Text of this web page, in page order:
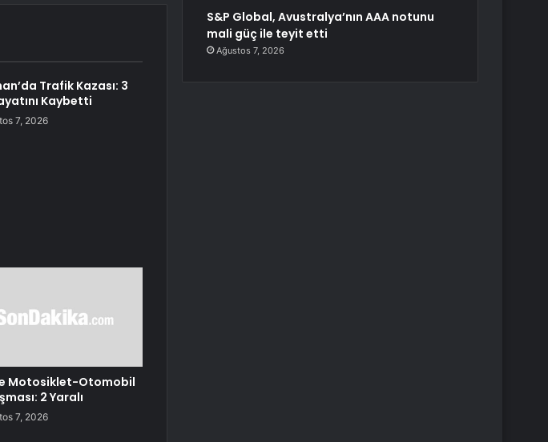
Trafik Kazası: 3
Kaybetti
7, 2026
Motosiklet-Otomobil
2 Yaralı
7, 2026
S&P Global, Avustralya’nın AAA notunu
mali güç ile teyit etti
Ağustos 7, 2026